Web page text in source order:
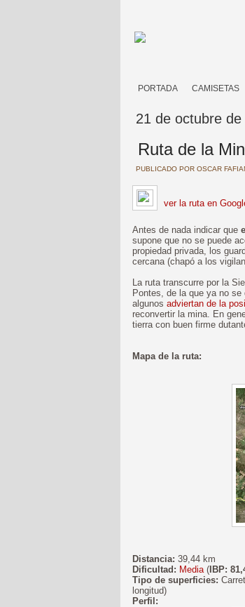
PORTADA CAMISETAS
21 de octubre de
Ruta de la
PUBLICADO POR OSCAR
ver la ruta en
Antes de nada indicar que
supone que no se puede
propiedad privada, los
cercana (chapó a los
La ruta transcurre por la
Pontes, de la que ya no
algunos adviertan de la
reconvertir la mina. En
tierra con buen firme
Mapa de la ruta:
Distancia: 39,44 km
Dificultad: Media( IBP:
Tipo de superficies:
longitud)
Perfil: